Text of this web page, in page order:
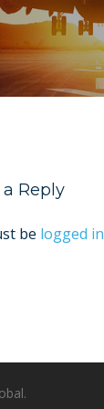
a Reply
be logged in